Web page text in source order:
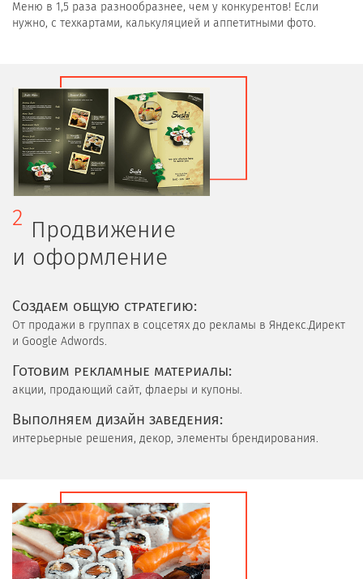
Меню в 1,5 раза разнообразнее, чем у конкурентов! Если
нужно, с техкартами, калькуляцией и аппетитными фото.
2 Продвижение
и оформление
Cоздаем общую стратегию:
От продажи в группах в соцсетях до рекламы в Яндекс.Директ
и Google Adwords.
Готовим рекламные материалы:
акции, продающий сайт, флаеры и купоны.
Выполняем дизайн заведения:
интерьерные решения, декор, элементы брендирования.